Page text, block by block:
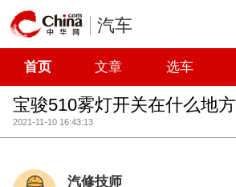
汽车
首页 文章 选车
宝骏510雾灯开关在什么地方
2021-11-10 16:43:13
汽修技师